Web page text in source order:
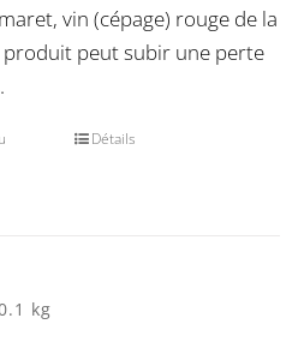
vin (cépage) rouge de la
produit peut subir une perte
Détails
kg